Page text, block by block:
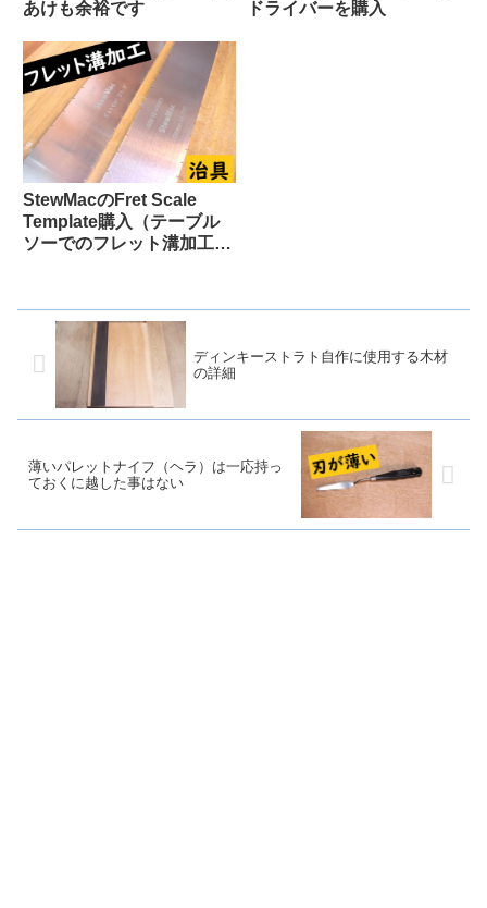
あけも余裕です
ドライバーを購入
StewMacのFret Scale
Template購入（テーブル
ソーでのフレット溝加工
ディンキーストラト自作に使用する木材
の詳細
薄いパレットナイフ（ヘラ）は一応持っ
ておくに越した事はない